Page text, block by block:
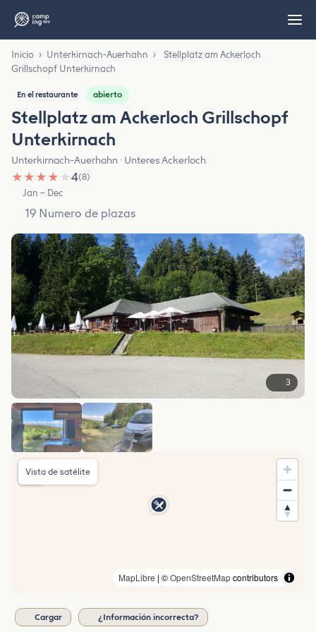
Inicio › Unterkirnach-Auerhahn ›
Stellplatz am Ackerloch
Grillschopf Unterkirnach
En el restaurante abierto
Stellplatz am Ackerloch Grillschopf
Unterkirnach
Unterkirnach-Auerhahn · Unteres Ackerloch
★ ★ ★ ★ ★4(8)
Jan – Dec
19 Numero de plazas
3
MapLibre | ©OpenStreetMapcontributors
Vista de satélite
Cargar ¿Información incorrecta?